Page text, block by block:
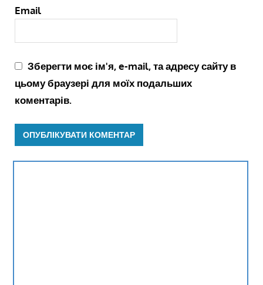
Email
Зберегти моє ім'я, e-mail, та адресу сайту в
цьому браузері для моїх подальших
коментарів.